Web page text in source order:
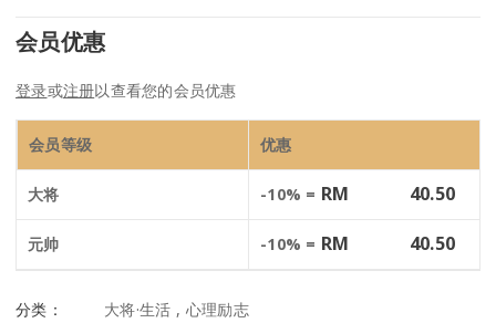
会员优惠
登录或注册以查看您的会员优惠
会员等级 优惠
大将 -10% = RM 40.50
元帅 -10% = RM 40.50
分类： 大将·生活 , 心理励志